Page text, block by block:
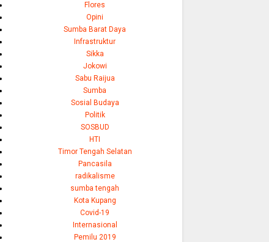
Flores
Opini
Sumba Barat Daya
Infrastruktur
Sikka
Jokowi
Sabu Raijua
Sumba
Sosial Budaya
Politik
SOSBUD
HTI
Timor Tengah Selatan
Pancasila
radikalisme
sumba tengah
Kota Kupang
Covid-19
Internasional
Pemilu 2019